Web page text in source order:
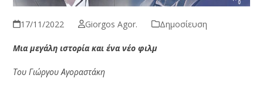
17/11/2022 Giorgos Agor. Δημοσίευση
Μια μεγάλη ιστορία και ένα νέο φιλμ
Του Γιώργου Αγοραστάκη